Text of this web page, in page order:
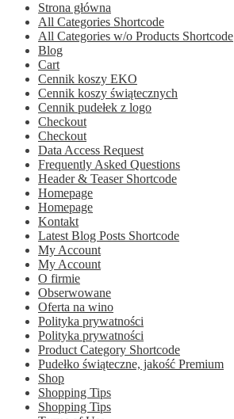
Strona główna
All Categories Shortcode
All Categories w/o Products Shortcode
Blog
Cart
Cennik koszy EKO
Cennik koszy świątecznych
Cennik pudełek z logo
Checkout
Checkout
Data Access Request
Frequently Asked Questions
Header & Teaser Shortcode
Homepage
Homepage
Kontakt
Latest Blog Posts Shortcode
My Account
My Account
O firmie
Obserwowane
Oferta na wino
Polityka prywatności
Polityka prywatności
Product Category Shortcode
Pudełko świąteczne, jakość Premium
Shop
Shopping Tips
Shopping Tips